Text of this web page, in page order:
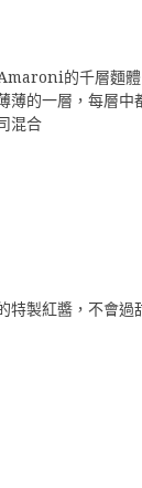
的千層麵
薄的一層，每層中
混合
特製紅醬，不會過